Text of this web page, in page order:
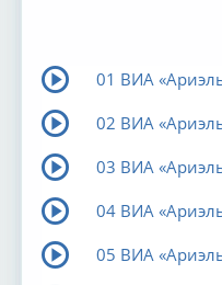
01 ВИА
02 ВИА
03 ВИА
04 ВИА
05 ВИА